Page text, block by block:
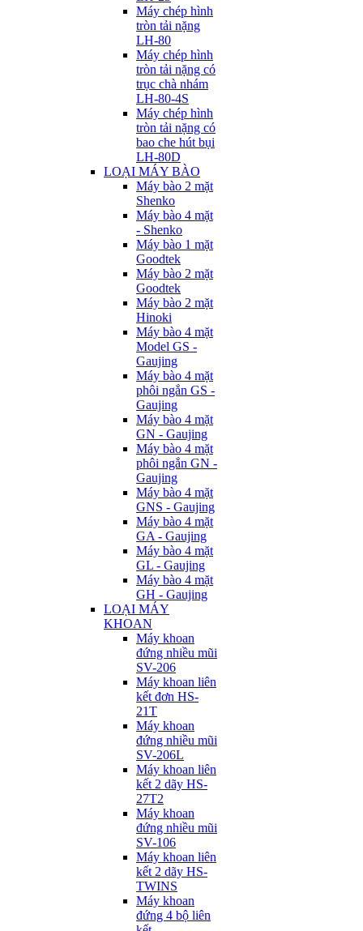
Máy chép hình
tròn tải nặng
LH-80
Máy chép hình
tròn tải nặng có
trục chà nhám
LH-80-4S
Máy chép hình
tròn tải nặng có
bao che hút bụi
LH-80D
LOẠI MÁY BÀO
Máy bào 2 mặt
Shenko
Máy bào 4 mặt
- Shenko
Máy bào 1 mặt
Goodtek
Máy bào 2 mặt
Goodtek
Máy bào 2 mặt
Hinoki
Máy bào 4 mặt
Model GS -
Gaujing
Máy bào 4 mặt
phôi ngắn GS -
Gaujing
Máy bào 4 mặt
GN - Gaujing
Máy bào 4 mặt
phôi ngắn GN -
Gaujing
Máy bào 4 mặt
GNS - Gaujing
Máy bào 4 mặt
GA - Gaujing
Máy bào 4 mặt
GL - Gaujing
Máy bào 4 mặt
GH - Gaujing
LOẠI MÁY
KHOAN
Máy khoan
đứng nhiều mũi
SV-206
Máy khoan liên
kết đơn HS-
21T
Máy khoan
đứng nhiều mũi
SV-206L
Máy khoan liên
kết 2 dãy HS-
27T2
Máy khoan
đứng nhiều mũi
SV-106
Máy khoan liên
kết 2 dãy HS-
TWINS
Máy khoan
đứng 4 bộ liên